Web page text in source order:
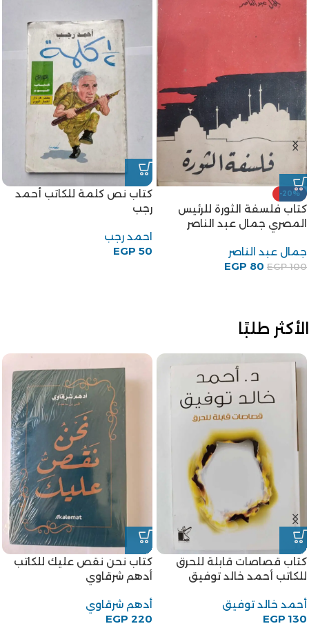
-20%
كتاب فلسفة الثورة للرئيس
المصري جمال عبد الناصر
جمال عبد الناصر
EGP100
EGP 80
كتاب نص كلمة للكاتب أحمد
رجب
احمد رجب
EGP 50
الأكثر طلبًا
كتاب قصاصات قابلة للحرق
للكاتب أحمد خالد توفيق
أحمد خالد توفيق
EGP 130
كتاب نحن نقص عليك للكاتب
أدهم شرقاوي
أدهم شرقاوي
EGP 220